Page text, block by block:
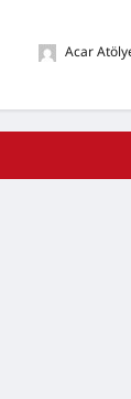
Acar